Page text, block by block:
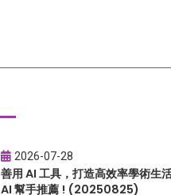
2026-07-28
善用 AI 工具，打造高效率學術生
AI 幫手推薦 ! (20250825)